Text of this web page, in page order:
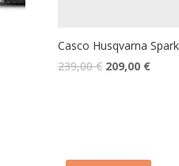
Casco Husqvarna
239,00€ 209,00 €